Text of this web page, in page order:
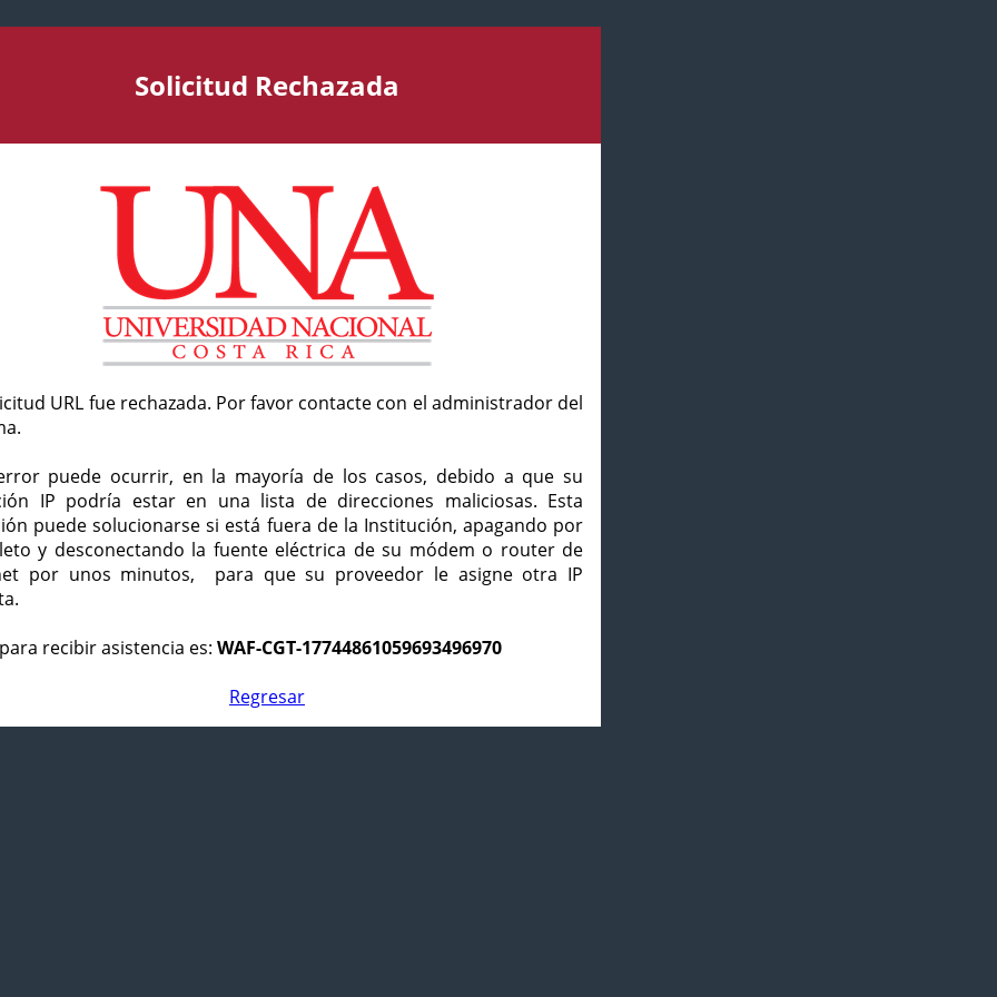
Solicitud Rechazada
URL fue rechazada. Por favor contacte con el administrador del
puede ocurrir, en la mayoría de los casos, debido a que su
IP podría estar en una lista de direcciones maliciosas. Esta
puede solucionarse si está fuera de la Institución, apagando por
y desconectando la fuente eléctrica de su módem o router de
por unos minutos, para que su proveedor le asigne otra IP
recibir asistencia es: WAF-CGT-17744861059693496970
Regresar